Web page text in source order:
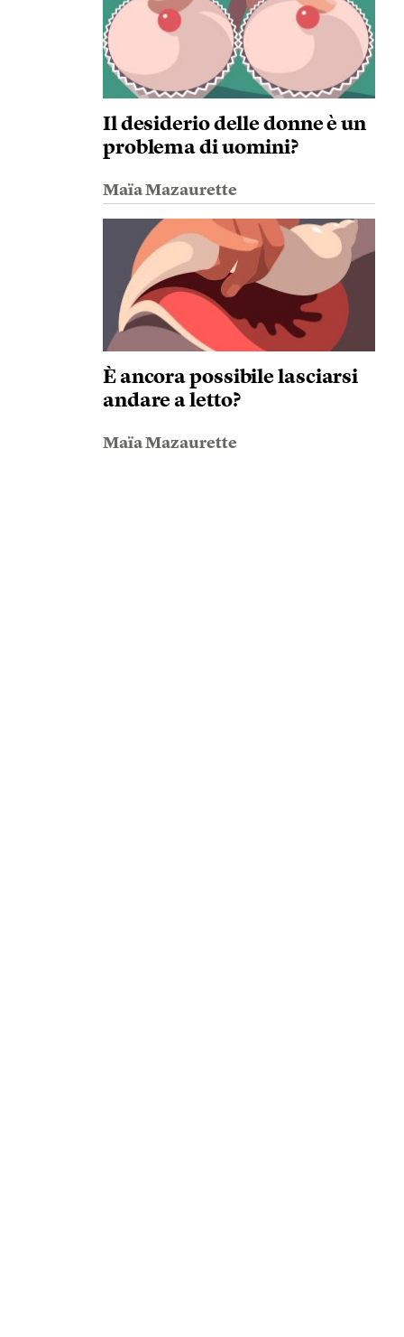
Il desiderio delle donne è un
problema di uomini?
Maïa Mazaurette
È ancora possibile lasciarsi
andare a letto?
Maïa Mazaurette